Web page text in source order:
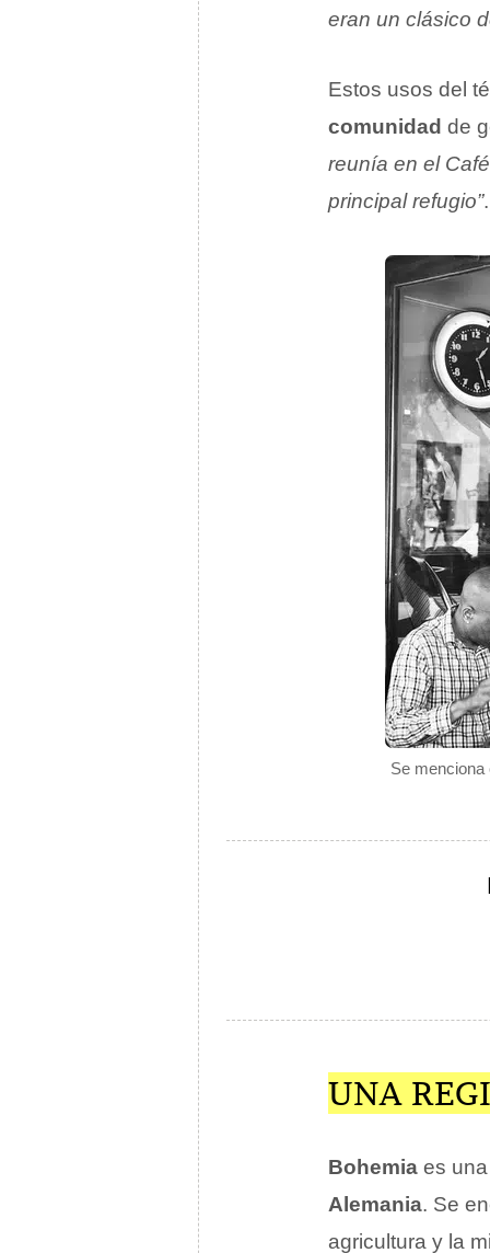
Se menciona
eran un clásico
Estos usos del
comunidad de
reunía en el Café
principal refugio”.
UNA
Bohemia es
Alemania. Se
agricultura y la